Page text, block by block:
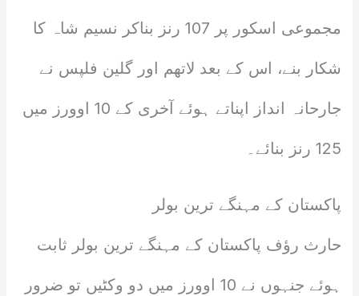
مجموعی اسکور پر 107 رنز بناکر نسیم شاہ کا
شکار بنے، اس کے بعد لاتھم اور گلین فلپس نے
جارحانہ انداز اپناتے ہوئے آخری کے 10 اوورز میں
125 رنز بنائے۔
پاکستان کے مہنگے ترین بولر
حارث رؤف پاکستان کے مہنگے ترین بولر ثابت
ہوئے جنہوں نے 10 اوورز میں دو وکٹیں تو ضرور